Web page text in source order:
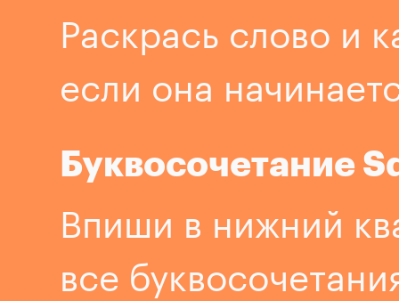
Раскрась слово и
если она
Буквосочетание
Впиши в нижний
все